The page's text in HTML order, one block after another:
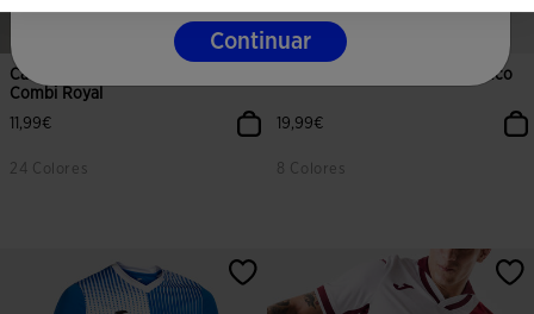
Camiseta Manga Corta Hombre
Combi Royal
11,99€
24 Colores
4,4 sobre 5 de valoración de clientes
Bermuda Hombre Heroic Blanco
19,99€
8 Colores
5 sobre 5 de valoración de clientes
Continuar